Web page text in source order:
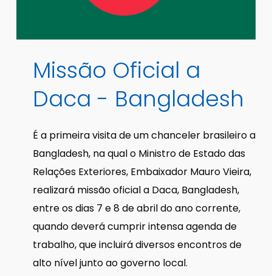
Missão Oficial a
Daca - Bangladesh
É a primeira visita de um chanceler brasileiro a
Bangladesh, na qual o Ministro de Estado das
Relações Exteriores, Embaixador Mauro Vieira,
realizará missão oficial a Daca, Bangladesh,
entre os dias 7 e 8 de abril do ano corrente,
quando deverá cumprir intensa agenda de
trabalho, que incluirá diversos encontros de
alto nível junto ao governo local.